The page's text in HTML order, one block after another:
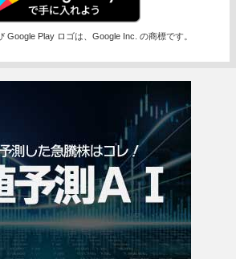
Google Play ロゴは、Google Inc. の商標です。